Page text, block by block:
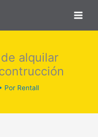
alquilar
Por Rentall